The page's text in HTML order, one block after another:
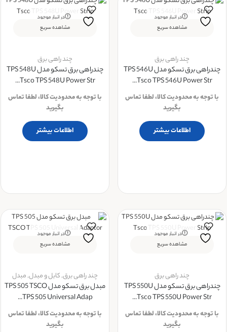
در انبار موجود
نمی باشد
مشاهده سریع
چند راهی برق
چندراهی برق تسکو مدل TPS 546U
Tsco TPS 546U Power Str...
با توجه به محدودیت کالا، لطفا تماس
بگیرید
اطلاعات بیشتر
در انبار موجود
نمی باشد
مشاهده سریع
چند راهی برق
چندراهی برق تسکو مدل TPS 548U
Tsco TPS 548U Power Str...
با توجه به محدودیت کالا، لطفا تماس
بگیرید
اطلاعات بیشتر
در انبار موجود
نمی باشد
مشاهده سریع
چند راهی برق
چندراهی برق تسکو مدل TPS 550U
Tsco TPS 550U Power Str...
با توجه به محدودیت کالا، لطفا تماس
بگیرید
در انبار موجود
نمی باشد
مشاهده سریع
چند راهی برق,کابل و مبدل,مبدل
مبدل برق تسکو مدل TPS 505 TSCO
TPS 505 Universal Adap...
با توجه به محدودیت کالا، لطفا تماس
بگیرید